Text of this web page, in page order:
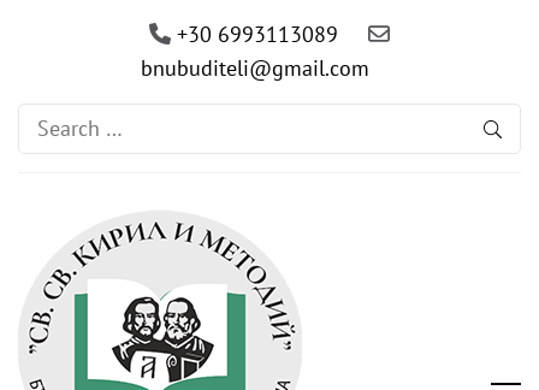
+30 6993113089
bnubuditeli@gmail.com
Search
for: